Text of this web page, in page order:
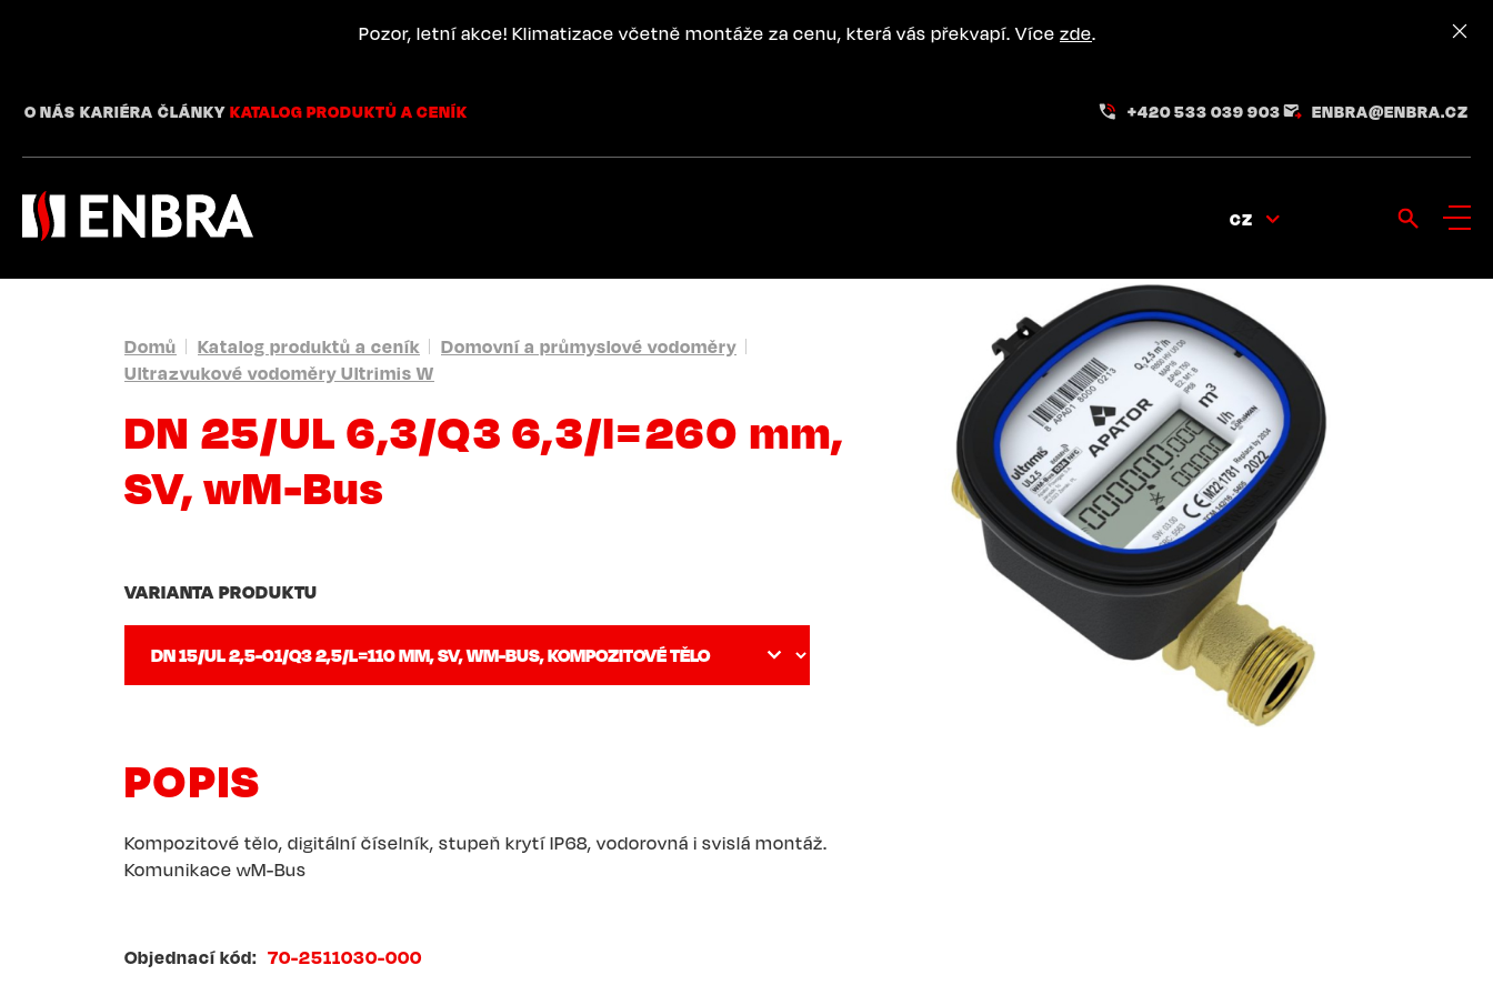
Pozor, letní akce! Klimatizace včetně montáže za cenu, která vás překvapí. Více zde.
O NÁS KARIÉRA ČLÁNKY KATALOG PRODUKTŮ A CENÍK +420 533 039 903 ENBRA@ENBRA.CZ
CZ
DROBEČKOVÁ
NAVIGACE
Domů Katalog produktů a ceník
Domovní a průmyslové vodoměry
Ultrazvukové vodoměry Ultrimis W
DN 25/UL 6,3/Q3 6,3/l=260 mm,
SV, wM-Bus
VARIANTA PRODUKTU
POPIS
Kompozitové tělo, digitální číselník, stupeň krytí IP68, vodorovná i svislá montáž.
Komunikace wM-Bus
Objednací kód 70-2511030-000